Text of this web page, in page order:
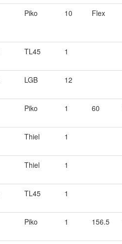
Piko 10 Flex
TL45 1
LGB 12
Piko 1 60
Thiel 1
Thiel 1
TL45 1
Piko 1 156.5